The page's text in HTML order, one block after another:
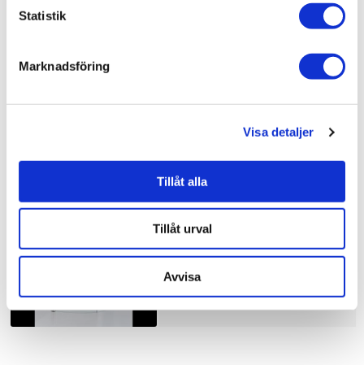
Statistik
Marknadsföring
Visa detaljer
Tillåt alla
Tillåt urval
Avvisa
Duschbyggarna Duschhörna
Corny de Luxe
10.910 kr
JUST NU!